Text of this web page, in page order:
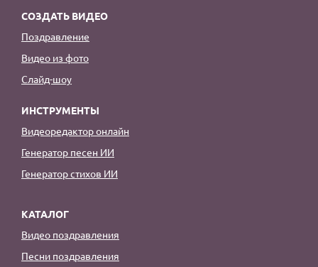
СОЗДАТЬ ВИДЕО
Поздравление
Видео из фото
Слайд-шоу
ИНСТРУМЕНТЫ
Видеоредактор онлайн
Генератор песен ИИ
Генератор стихов ИИ
КАТАЛОГ
Видео поздравления
Песни поздравления